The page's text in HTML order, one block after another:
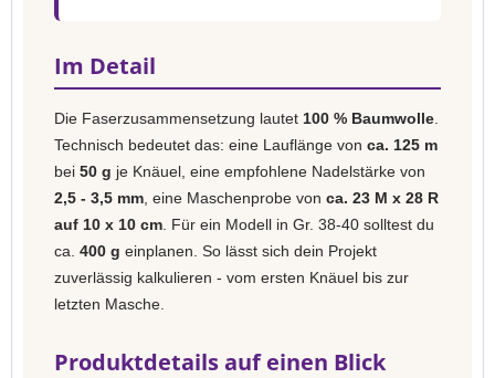
Im Detail
Die Faserzusammensetzung lautet 100 % Baumwolle
Technisch bedeutet das: eine Lauflänge von ca. 125 m
bei 50 g je Knäuel, eine empfohlene Nadelstärke von
2,5 - 3,5 mm , eine Maschenprobe von ca. 23 M x 28 R
auf 10 x 10 cm . Für ein Modell in Gr. 38-40 solltest du
ca. 400 g einplanen. So lässt sich dein Projekt
zuverlässig kalkulieren - vom ersten Knäuel bis zur
letzten Masche.
Produktdetails auf einen Blick